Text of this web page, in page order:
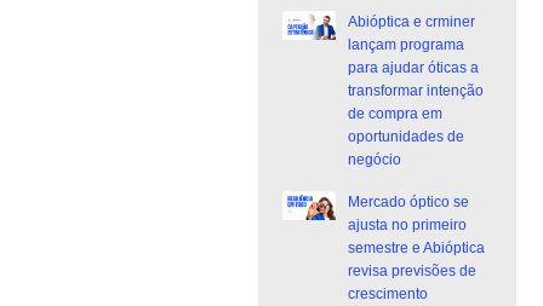
Abióptica e crminer
lançam programa
para ajudar óticas a
transformar intenção
de compra em
oportunidades de
negócio
Mercado óptico se
ajusta no primeiro
semestre e Abióptica
revisa previsões de
crescimento